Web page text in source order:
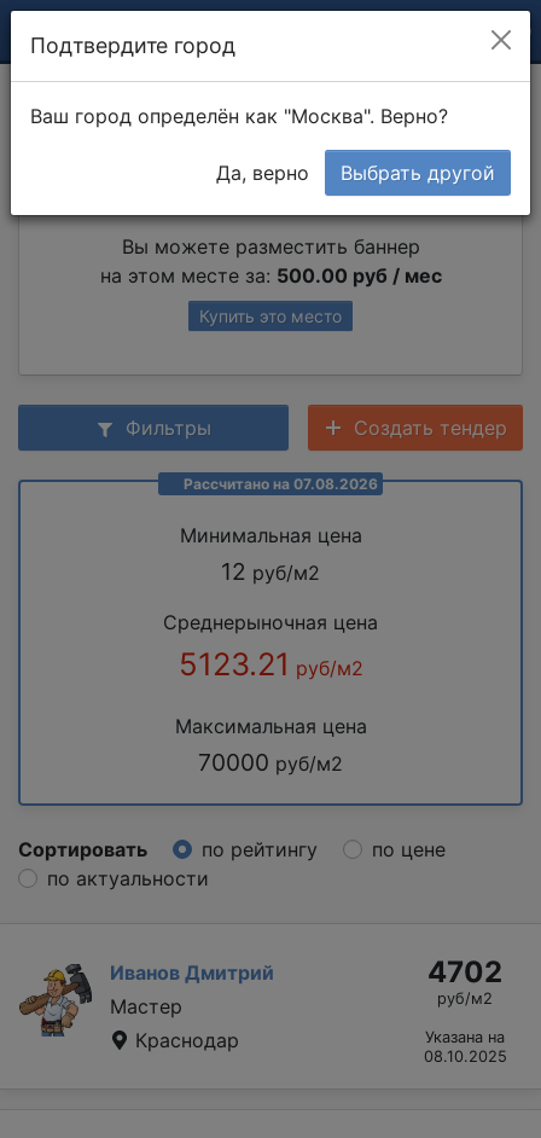
Монтаж трапа
Вы можете разместить баннер
на этом месте за: 500.00 руб / мес
Купить это место
Фильтры Создать тендер
Рассчитано на 07.08.2026
Минимальная цена
12 руб/м2
Среднерыночная цена
5123.21 руб/м2
Максимальная цена
70000 руб/м2
Сортировать по рейтингу
по цене
по актуальности
Иванов Дмитрий
Мастер
Краснодар
4702
руб/м2
Указана на
08.10.2025
Подтвердите город
Ваш город определён как "Москва". Верно?
Да, верно Выбрать другой